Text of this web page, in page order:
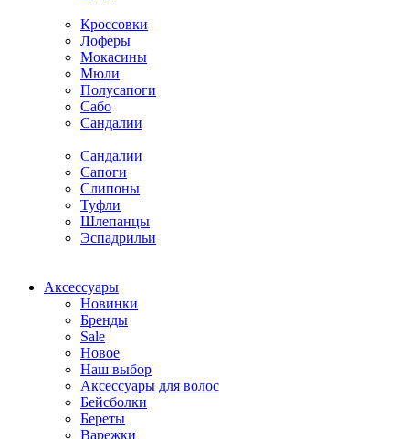
Кроссовки
Лоферы
Мокасины
Мюли
Полусапоги
Сабо
Сандалии
Сандалии
Сапоги
Слипоны
Туфли
Шлепанцы
Эспадрильи
Аксессуары
Новинки
Бренды
Sale
Новое
Наш выбор
Аксессуары для волос
Бейсболки
Береты
Варежки